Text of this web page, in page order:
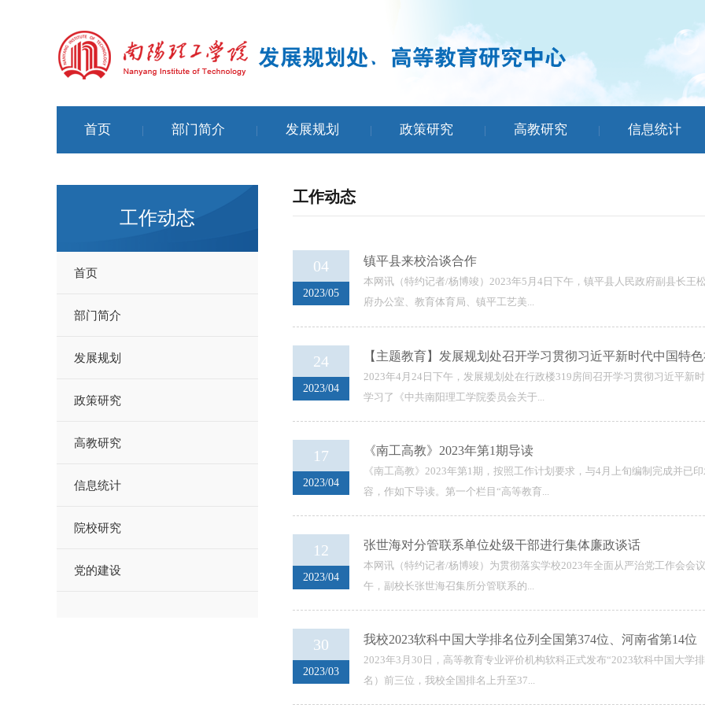
首页 部门简介 发展规划 政策研究 高教研究 信息统计
工作动态
首页
部门简介
发展规划
政策研究
高教研究
信息统计
院校研究
党的建设
工作动态
04
2023/05
镇平县来校洽谈合作
本网讯（特约记者/杨博竣）2023年5月4日下午，镇平县人民政府副县长
府办公室、教育体育局、镇平工艺美...
24
2023/04
【主题教育】发展规划处召开学习贯彻习近平新时代中国特
2023年4月24日下午，发展规划处在行政楼319房间召开学习贯彻习近平新
学习了《中共南阳理工学院委员会关于...
17
2023/04
《南工高教》2023年第1期导读
《南工高教》2023年第1期，按照工作计划要求，与4月上旬编制完成并已
容，作如下导读。第一个栏目“高等教育...
12
2023/04
张世海对分管联系单位处级干部进行集体廉政谈话
本网讯（特约记者/杨博竣）为贯彻落实学校2023年全面从严治党工作会会
午，副校长张世海召集所分管联系的...
30
2023/03
我校2023软科中国大学排名位列全国第374位、河南省第14位
2023年3月30日，高等教育专业评价机构软科正式发布“2023软科中国大学
名）前三位，我校全国排名上升至37...